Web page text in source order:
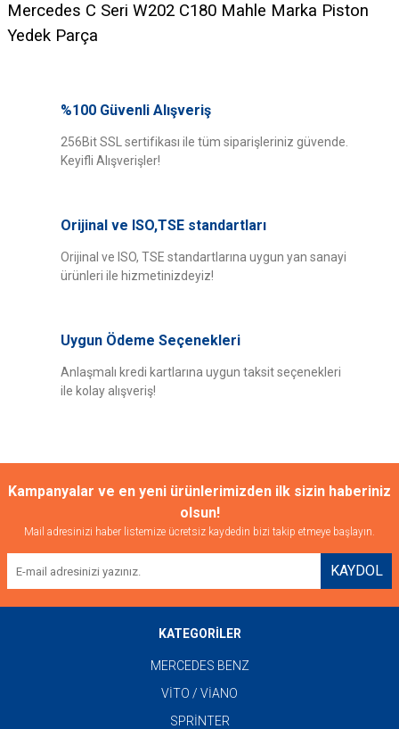
Mercedes C Seri W202 C180 Mahle Marka Piston
Yedek Parça
Bu ürüne ilk yorumu siz yapın!
yetersiz gördüğünüz noktaları öneri formunu kullanarak tarafımıza
iletebilirsiniz.
Görüş ve önerileriniz için teşekkür ederiz.
Ürün bilgilerinde hatalar bulunuyor.
Ürün fiyatı diğer sitelerden daha pahalı.
Bu ürüne benzer farklı alternatifler olmalı.
%100 Güvenli Alışveriş
256Bit SSL sertifikası ile tüm siparişleriniz güvende.
Keyifli Alışverişler!
Orijinal ve ISO,TSE standartları
Orijinal ve ISO, TSE standartlarına uygun yan sanayi
ürünleri ile hizmetinizdeyiz!
Uygun Ödeme Seçenekleri
Anlaşmalı kredi kartlarına uygun taksit seçenekleri
ile kolay alışveriş!
Kampanyalar ve en yeni ürünlerimizden ilk sizin haberiniz
olsun!
Mail adresinizi haber listemize ücretsiz kaydedin bizi takip etmeye başlayın.
KAYDOL
KATEGORİLER
MERCEDES BENZ
VİTO / VİANO
SPRİNTER